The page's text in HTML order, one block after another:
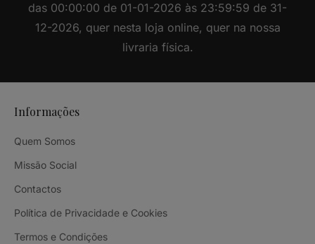
das 00:00:00 de 01-01-2026 às 23:59:59 de 31-
12-2026, quer nesta loja online, quer na nossa
livraria física.
Informações
Quem Somos
Missão Social
Contactos
Política de Privacidade e Cookies
Termos e Condições